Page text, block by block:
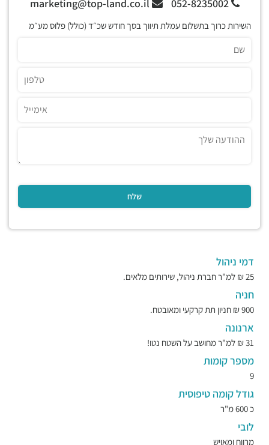
052-8235002
השירות כרוך בתשלום עמלת תיווך בסך חודש שכ״ד (כולל) פלוס מע״מ
דמי ניהול
25 ₪ למ"ר חברת ניהול, שירותים מלאים.
חניה
900 ₪ חניון תת קרקעי ומאובטח.
ארנונה
31 ₪ למ"ר מחושב על השטח נטו!
מספר קומות
9
גודל קומה טיפוסית
כ 600 מ"ר
לובי
מרווח ומאויש